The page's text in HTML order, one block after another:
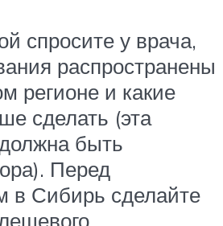
спросите у врача,
распространены
регионе и какие
сделать (эта
быть
Перед
в Сибирь сделайте